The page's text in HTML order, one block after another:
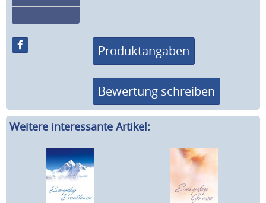
Produktangaben
Bewertung schreiben
Weitere interessante Artikel: